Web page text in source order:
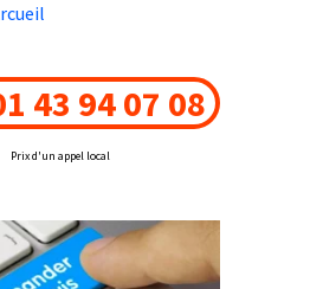
43 94 07 08
Prix d'un appel local